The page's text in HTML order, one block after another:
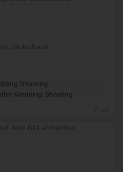
Deutschland
Shooting
Wedding Shooting